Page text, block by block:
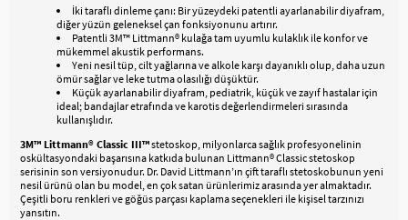
İki taraflı dinleme çanı: Bir yüzeydeki patentli ayarlanabilir diyafram,
diğer yüzün geleneksel çan fonksiyonunu artırır.
Patentli 3M™ Littmann® kulağa tam uyumlu kulaklık ile konfor ve
mükemmel akustik performans.
Yeni nesil tüp, cilt yağlarına ve alkole karşı dayanıklı olup, daha uzun
ömür sağlar ve leke tutma olasılığı düşüktür.
Küçük ayarlanabilir diyafram, pediatrik, küçük ve zayıf hastalar için
ideal; bandajlar etrafında ve karotis değerlendirmeleri sırasında
kullanışlıdır.
3M™ Littmann® Classic III™stetoskop, milyonlarca sağlık profesyonelinin
oskültasyondaki başarısına katkıda bulunan Littmann® Classic stetoskop
serisinin son versiyonudur. Dr. David Littmann’ın çift taraflı stetoskobunun yeni
nesil ürünü olan bu model, en çok satan ürünlerimiz arasında yer almaktadır.
Çeşitli boru renkleri ve göğüs parçası kaplama seçenekleri ile kişisel tarzınızı
yansıtın.